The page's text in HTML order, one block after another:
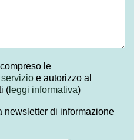
le
e autorizzo al
( leggi informativa)
newsletter di informazione